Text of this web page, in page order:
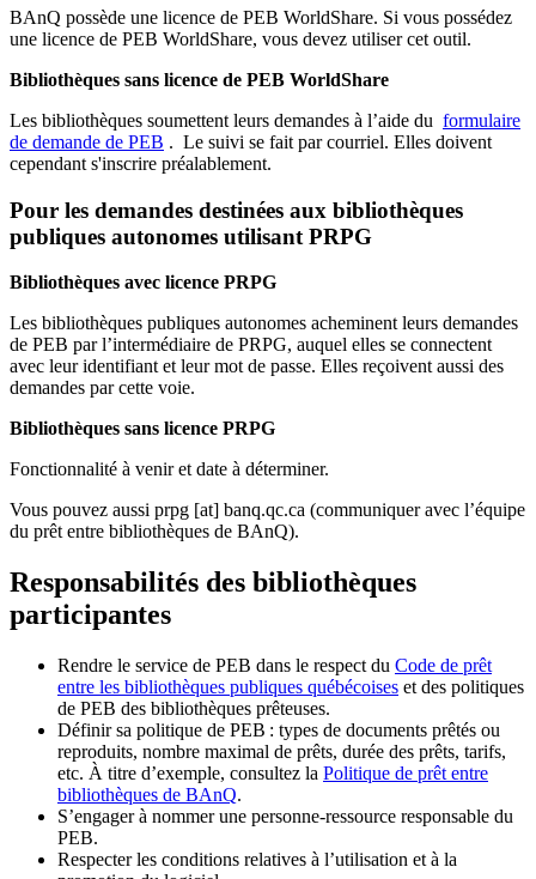
BAnQ possède une licence de PEB WorldShare. Si vous possédez
une licence de PEB WorldShare, vous devez utiliser cet outil.
Bibliothèques sans licence de PEB WorldShare
Les bibliothèques soumettent leurs demandes à l’aide du formulaire
de demande de PEB . Le suivi se fait par courriel. Elles doivent
cependant s'inscrire préalablement.
Pour les demandes destinées aux bibliothèques
publiques autonomes utilisant PRPG
Bibliothèques avec licence PRPG
Les bibliothèques publiques autonomes acheminent leurs demandes
de PEB par l’intermédiaire de PRPG, auquel elles se connectent
avec leur identifiant et leur mot de passe. Elles reçoivent aussi des
demandes par cette voie.
Bibliothèques sans licence PRPG
Fonctionnalité à venir et date à déterminer.
Vous pouvez aussi prpg [at] banq.qc.ca (communiquer avec l’équipe
du prêt entre bibliothèques de BAnQ).
Responsabilités des bibliothèques
participantes
Rendre le service de PEB dans le respect du Code de prêt
entre les bibliothèques publiques québécoises et des politiques
de PEB des bibliothèques prêteuses.
Définir sa politique de PEB : types de documents prêtés ou
reproduits, nombre maximal de prêts, durée des prêts, tarifs,
etc. À titre d’exemple, consultez la Politique de prêt entre
bibliothèques de BAnQ.
S’engager à nommer une personne-ressource responsable du
PEB.
Respecter les conditions relatives à l’utilisation et à la